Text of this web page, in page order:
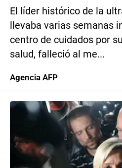
El líder histórico de la
llevaba varias semanas
centro de cuidados por
salud, falleció al me...
Agencia AFP